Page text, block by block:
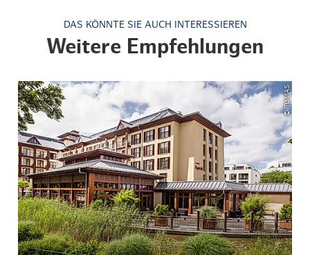
DAS KÖNNTE SIE AUCH INTERESSIEREN
Weitere Empfehlungen
© TOMAS